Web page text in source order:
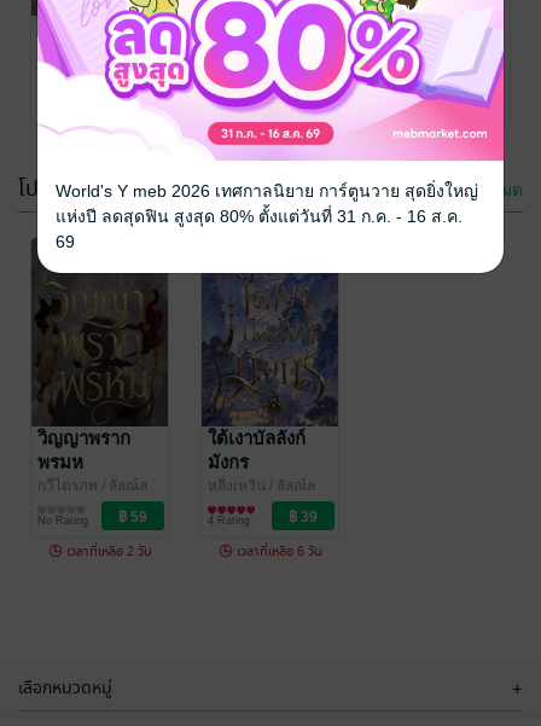
3 Rating
วิญญาพราก
พรมห
กวีไตรภพ/ ลัลณ์ล
นิยายวาย Boy
ชายาองค์ชายสี่
หลิ่งเหวิน/ ลัลณ์ล
ลิน19
นิยายรักจีนโบราณ
3 Rating
SET เพื่อนรักรัก
นะเพื่อน
ณิลรดา/ ลัลณ์ล
ลิน19
นิยายโรมานซ์
No Rating
เกลียดแต่รัก
มาก - I'm hate
this man
Wangxiaoxiao/
ลัลณ์ลลิน19
นิยายวาย Boy
Love / Yaoi
No Rating
โปรโมชัน ดูทั้งหมด
วิญญาพราก
พรมห
กวีไตรภพ / ลัลณ์ล
นิยายวาย Boy
Love / Yaoi
No Rating
เวลาที่เหลือ 2 วัน
ใต้เงาบัลลังก์
มังกร
หลิ่งเหวิน / ลัลณ์ล
ลิน19
นิยายรักจีนโบราณ
4 Rating
เวลาที่เหลือ 6 วัน
เลือกหมวดหมู่ +
World's Y meb 2026 เทศกาลนิยาย การ์ตูนวาย สุดยิ่งใหญ่
แห่งปี ลดสุดฟิน สูงสุด 80% ตั้งแต่วันที่ 31 ก.ค. - 16 ส.ค.
69